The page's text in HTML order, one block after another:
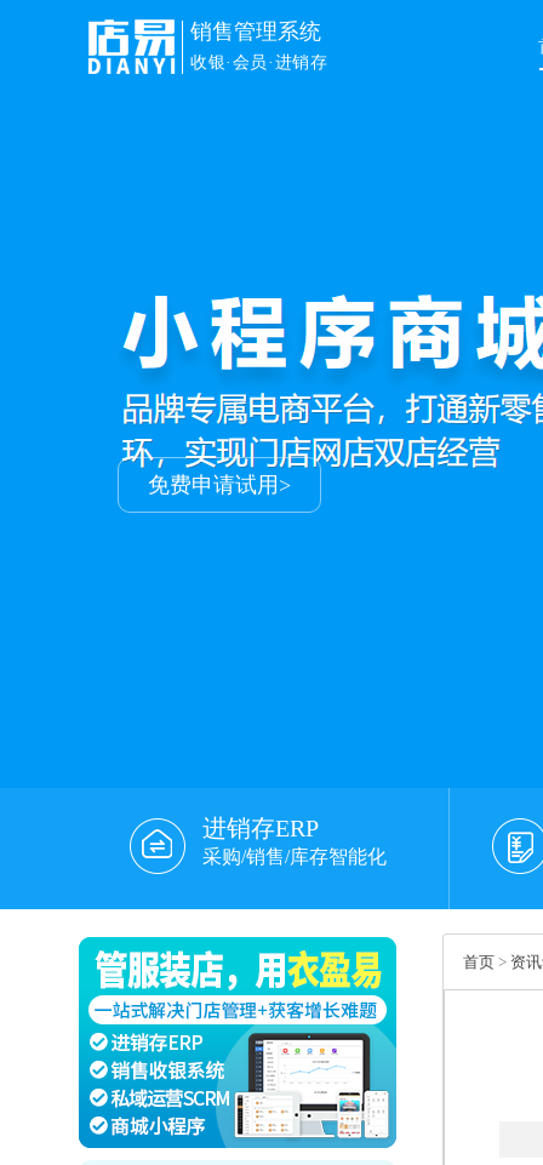
销售管理系统
收银·会员·进销存
解决门店进销存+会员+收银+
让生意更容易
申请免费试用>
进销存ERP
采购/销售/库存智能化
首页 > 资